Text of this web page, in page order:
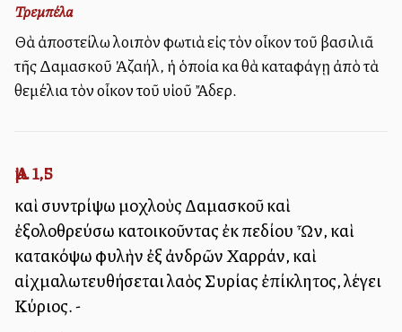
Τρεμπέλα
Θὰ ἀποστείλω λοιπὸν φωτιὰ εἰς τὸν οἶκον τοῦ βασιλιᾶ
τῆς Δαμασκοῦ Ἀζαήλ, ἡ ὁποία καὶ θὰ καταφάγῃ ἀπὸ τὰ
θεμέλια τὸν οἶκον τοῦ υἱοῦ Ἄδερ.
Ἀμ. 1,5
καὶ συντρίψω μοχλοὺς Δαμασκοῦ καὶ
ἐξολοθρεύσω κατοικοῦντας ἐκ πεδίου Ὦν, καὶ
κατακόψω φυλὴν ἐξ ἀνδρῶν Χαρράν, καὶ
αἰχμαλωτευθήσεται λαὸς Συρίας ἐπίκλητος, λέγει
Κύριος. -